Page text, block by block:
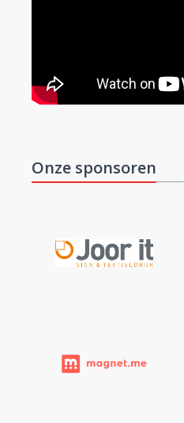
Onze sponsoren